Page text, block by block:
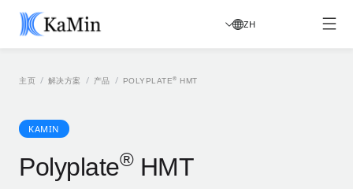
ZH
主页 / 解决方案 / 产品 / POLYPLATE® HMT
KAMIN
Polyplate®HMT